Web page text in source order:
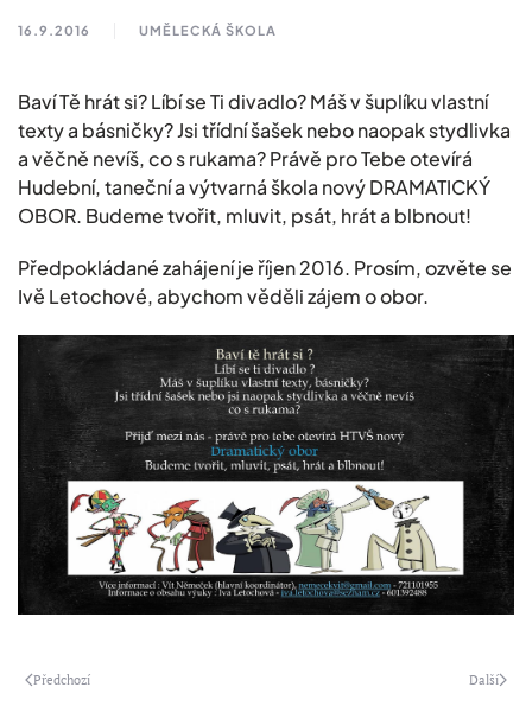
16.9.2016 UMĚLECKÁ ŠKOLA
Baví Tě hrát si? Líbí se Ti divadlo? Máš v šuplíku vlastní
texty a básničky? Jsi třídní šašek nebo naopak stydlivka
a věčně nevíš, co s rukama? Právě pro Tebe otevírá
Hudební, taneční a výtvarná škola nový DRAMATICKÝ
OBOR. Budeme tvořit, mluvit, psát, hrát a blbnout!
Předpokládané zahájení je říjen 2016. Prosím, ozvěte se
Ivě Letochové, abychom věděli zájem o obor.
Předchozí Další